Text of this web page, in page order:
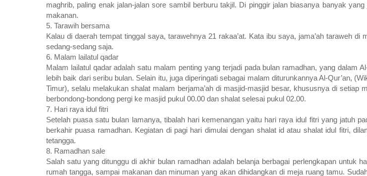
maghrib, paling enak jalan-jalan sore sambil berburu takjil. Di pinggir jalan biasanya banyak
makanan.
5. Tarawih bersama
Kalau di daerah tempat tinggal saya, tarawehnya 21 rakaa’at. Kata ibu saya, jama’ah taraweh di
sedang-sedang saja.
6. Malam lailatul qadar
Malam lailatul qadar adalah satu malam penting yang terjadi pada bulan ramadhan, yang dalam
lebih baik dari seribu bulan. Selain itu, juga diperingati sebagai malam diturunkannya Al-Qur’an,
Timur), selalu melakukan shalat malam berjama’ah di masjid-masjid besar, khususnya di setiap
berbondong-bondong pergi ke masjid pukul 00.00 dan shalat selesai pukul 02.00.
7. Hari raya idul fitri
Setelah puasa satu bulan lamanya, tibalah hari kemenangan yaitu hari raya idul fitri yang jatuh
berkahir puasa ramadhan. Kegiatan di pagi hari dimulai dengan shalat id atau shalat idul fitri,
tetangga.
8. Ramadhan sale
Salah satu yang ditunggu di akhir bulan ramadhan adalah belanja berbagai perlengkapan untuk
rumah tangga, sampai makanan dan minuman yang akan dihidangkan di meja ruang tamu.